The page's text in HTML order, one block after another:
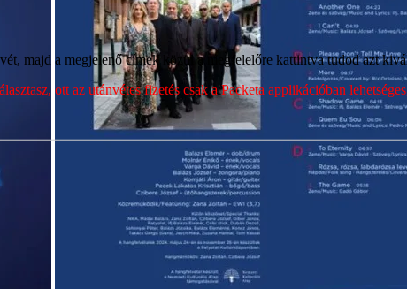
majd a megjelenő címek közül a megfelelőre kattintva tudod azt
ott az utánvétes fizetés csak a Packeta applikációban